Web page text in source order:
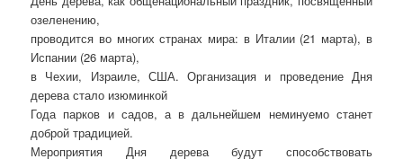
озеленению,
проводится во многих странах мира: в Италии (21 марта), в
Испании (26 марта),
в Чехии, Израиле, США. Организация и проведение Дня
дерева стало изюминкой
Года парков и садов, а в дальнейшем неминуемо станет
доброй традицией.
Мероприятия Дня дерева будут способствовать